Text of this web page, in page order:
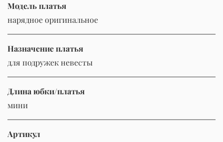
Модель платья
нарядное оригинальное
Назначение платья
для подружек невесты
Длина юбки/платья
мини
Артикул